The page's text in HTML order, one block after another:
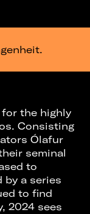
the highly
Consisting
Ólafur
seminal
to
by a series
to find
2024 sees